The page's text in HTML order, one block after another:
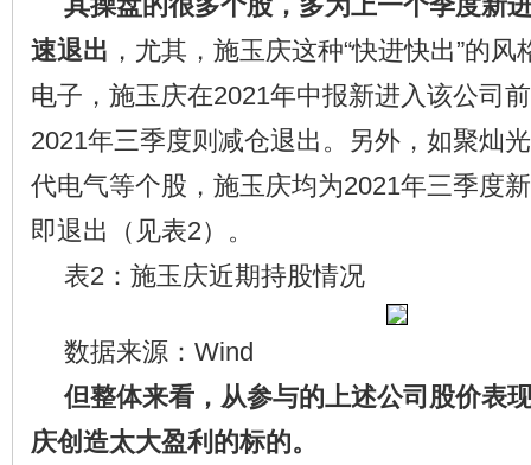
速退出 ，尤其，施玉庆这种“快进快出”的
电子，施玉庆在2021年中报新进入该公司
2021年三季度则减仓退出。另外，如聚灿
代电气等个股，施玉庆均为2021年三季度
即退出（见表2）。
表2：施玉庆近期持股情况
数据来源：Wind
但整体来看， 从参与的上述公司股价表
庆创造太大盈利的标的。